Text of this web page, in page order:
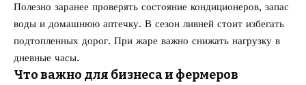
Полезно заранее проверять состояние кондиционеров, запас
воды и домашнюю аптечку. В сезон ливней стоит избегать
подтопленных дорог. При жаре важно снижать нагрузку в
дневные часы.
Что важно для бизнеса и фермеров